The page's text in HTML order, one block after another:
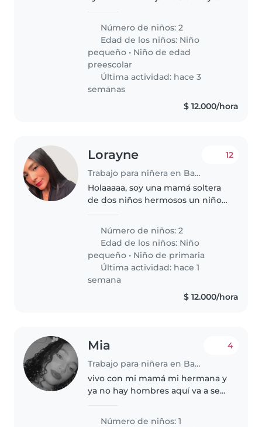
(7 a 12) principalmente es
ayudarme a hacerles desayuno,
darles la comida, arreglarlas y
ayudarme..
Número de niños: 2
Edad de los niños: Niño
pequeño • Niño de edad
preescolar
Última actividad: hace 3
semanas
$ 12.000/hora
Lorayne
Trabajo para niñera en Barranquilla
12
Holaaaaa, soy una mamá soltera
de dos niños hermosos un niño
necesitamos una nanny que esté
con nosotros pues trabajo
mucho todo el día y quiero
alguien..
Número de niños: 2
Edad de los niños: Niño
pequeño • Niño de primaria
Última actividad: hace 1
semana
$ 12.000/hora
Mia
Trabajo para niñera en Barranquilla
4
vivo con mi mamá mi hermana y
ya no hay hombres aquí va a ser
Número de niños: 1